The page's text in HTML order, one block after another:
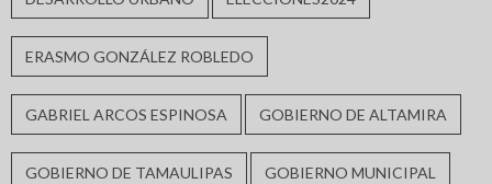
ERASMO GONZÁLEZ ROBLEDO
GABRIEL ARCOS ESPINOSA GOBIERNO DE ALTAMIRA
GOBIERNO DE TAMAULIPAS GOBIERNO MUNICIPAL